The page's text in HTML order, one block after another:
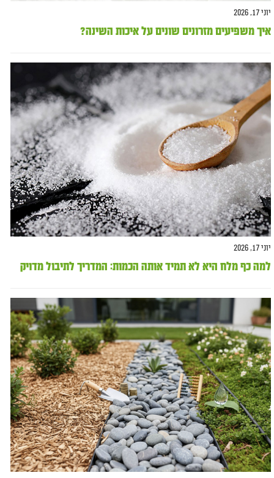
יוני 17, 2026
איך משפיעים מזרונים שונים על איכות השינה?
יוני 17, 2026
למה כף מלח היא לא תמיד אותה הכמות: המדריך לתיבול מדויק